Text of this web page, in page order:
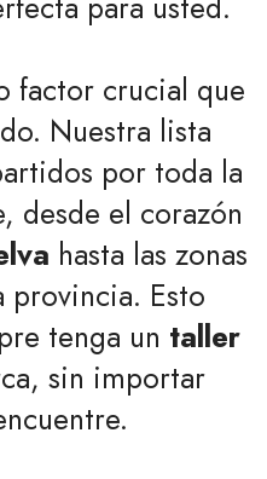
factor crucial que
Nuestra lista
por toda la
desde el corazón
hasta las zonas
provincia. Esto
tenga un taller
sin importar